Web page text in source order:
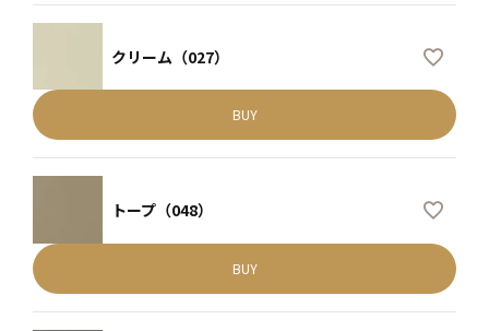
クリーム（027）
BUY
トープ（048）
BUY